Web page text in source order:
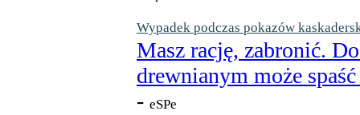
Wypadek podczas pokazów
Masz rację, zabronić.
drewnianym może
- eSPe